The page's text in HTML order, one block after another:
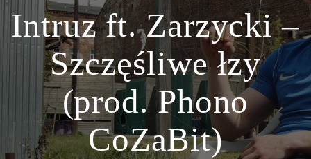
Intruz ft. Zarzycki –
Szczęśliwe łzy
(prod. Phono
CoZaBit)